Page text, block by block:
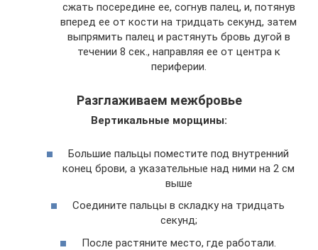
сжать посередине ее, согнув палец, и, потянув
вперед ее от кости на тридцать секунд, затем
выпрямить палец и растянуть бровь дугой в
течении 8 сек., направляя ее от центра к
периферии.
Разглаживаем межбровье
Вертикальные морщины:
Большие пальцы поместите под внутренний
конец брови, а указательные над ними на 2 см
выше
Соедините пальцы в складку на тридцать
секунд;
После растяните место, где работали.